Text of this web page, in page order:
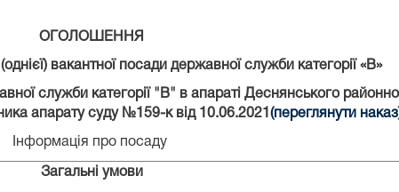
ОГОЛОШЕННЯ
вакантної посади державної служби категорії «В»
служби категорії "В" в апараті Деснянського
апарату суду №159-к від 10.06.2021 (переглянути
Інформація про посаду
Загальні умови